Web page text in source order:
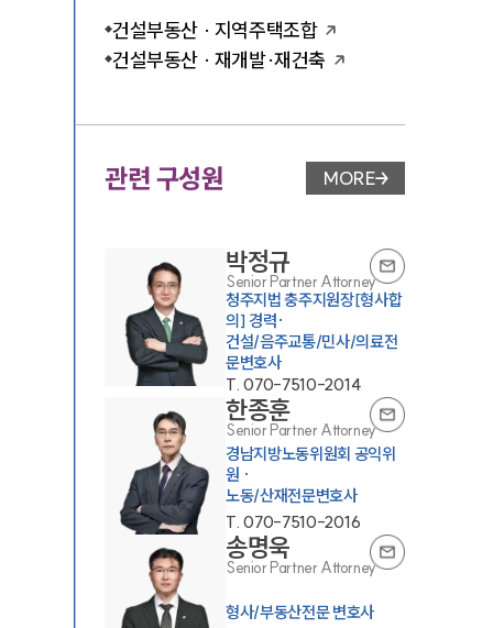
건설부동산 · 지역주택조합
건설부동산 · 재개발·재건축
관련 구성원 변호사 페이지 이동
MORE
박정규
Senior Partner Attorney
청주지법 충주지원장[형사합
의] 경력·
건설/음주교통/민사/의료전
문변호사
T.070-7510-2014
한종훈
Senior Partner Attorney
경남지방노동위원회 공익위
원 ·
노동/산재전문변호사
T.070-7510-2016
송명욱
Senior Partner Attorney
형사/부동산전문 변호사